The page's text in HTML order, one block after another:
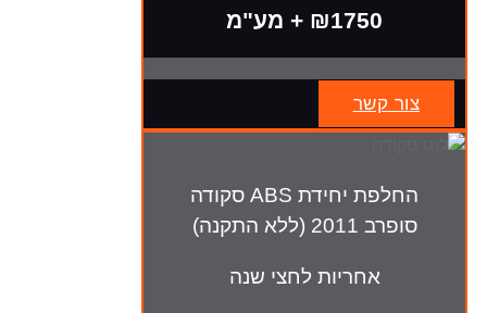
₪1750 + מע"מ
צור קשר
החלפת יחידת ABS סקודה
סופרב 2011 (ללא התקנה)
אחריות לחצי שנה